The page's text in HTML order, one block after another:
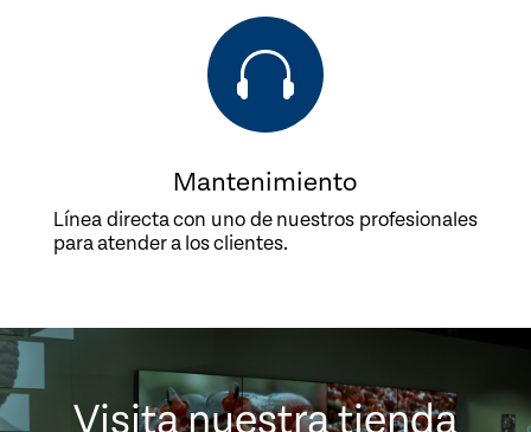

Mantenimiento
Línea directa con uno de nuestros profesionales
para atender a los clientes.
Visita nuestra tienda